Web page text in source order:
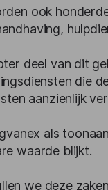
ook
deel van dit
die
aanzienlijk
als
waarde blijkt.
we deze